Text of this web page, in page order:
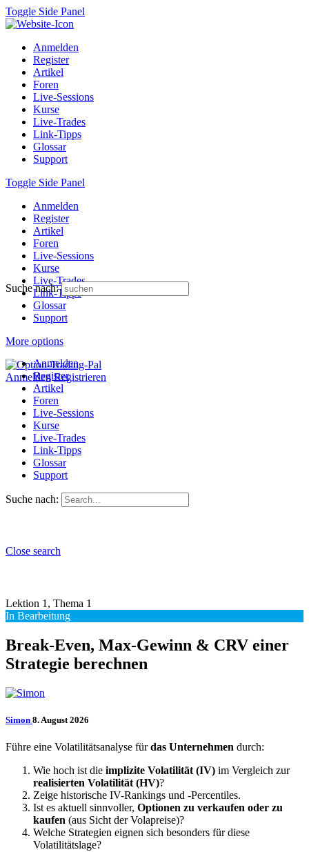
Toggle Side Panel
Anmelden
Register
Artikel
Foren
Live-Sessions
Kurse
Live-Trades
Link-Tipps
Glossar
Support
Toggle Side Panel
Anmelden
Register
Artikel
Foren
Live-Sessions
Kurse
Live-Trades
Link-Tipps
Glossar
Support
More options
Anmelden Registrieren
Suche nach:
Anmelden
Register
Artikel
Foren
Live-Sessions
Kurse
Live-Trades
Link-Tipps
Glossar
Support
Suche nach:
Close search
Lektion 1, Thema 1
In Bearbeitung
Break-Even, Max-Gewinn & CRV einer
Strategie berechnen
Simon 8. August 2026
Führe eine Volatilitätsanalyse fürdas Unternehmen durch:
Wie hoch ist die implizite Volatilität (IV) im Vergleich zur
realisierten Volatilität (HV)?
Zeige historische IV-Rankings und -Percentiles.
Ist es aktuell sinnvoller, Optionen zu verkaufen oder zu
kaufen (aus Sicht der Volapreise)?
Welche Strategien eignen sich besonders für diese
Volatilitätslage?